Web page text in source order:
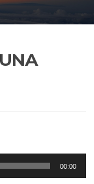
00:00